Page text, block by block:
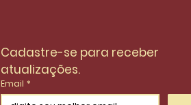
Cadastre-se para receber
atualizações.
Email *